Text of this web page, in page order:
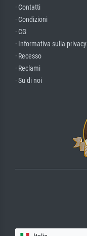
· Contatti
· Condizioni
· CG
· Informativa sulla privacy
· Recesso
· Reclami
· Su di noi